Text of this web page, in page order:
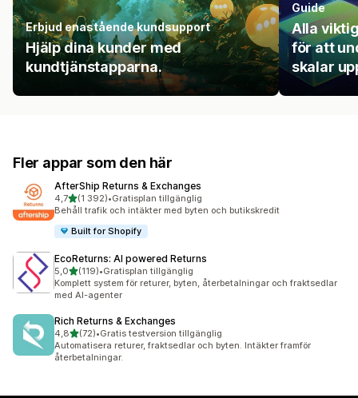
Erbjud enastående kundsupport
Hjälp dina kunder med
kundtjänstapparna.
Guide
Alla
för att
skalar
Fler appar som den här
AfterShip Returns & Exchanges
4,7av 5 stjärnor
(1 392)
1392 recensioner totalt
•Gratisplan tillgänglig
Behåll trafik och intäkter med byten och butikskredit
Built for Shopify
EcoReturns: AI powered Returns
5,0av 5 stjärnor
(119)
119 recensioner totalt
•Gratisplan tillgänglig
Komplett system för returer, byten, återbetalningar och fraktsedlar
med AI-agenter
Rich Returns & Exchanges
4,8av 5 stjärnor
(72)
72 recensioner totalt
•Gratis testversion tillgänglig
Automatisera returer, fraktsedlar och byten. Intäkter framför
återbetalningar.